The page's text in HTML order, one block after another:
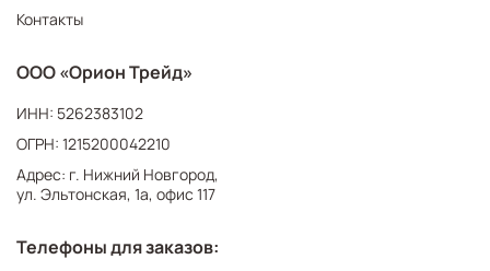
Контакты
ООО «Орион Трейд»
ИНН: 5262383102
ОГРН: 1215200042210
Адрес: г. Нижний Новгород,
ул. Эльтонская, 1а, офис 117
Телефоны для заказов: